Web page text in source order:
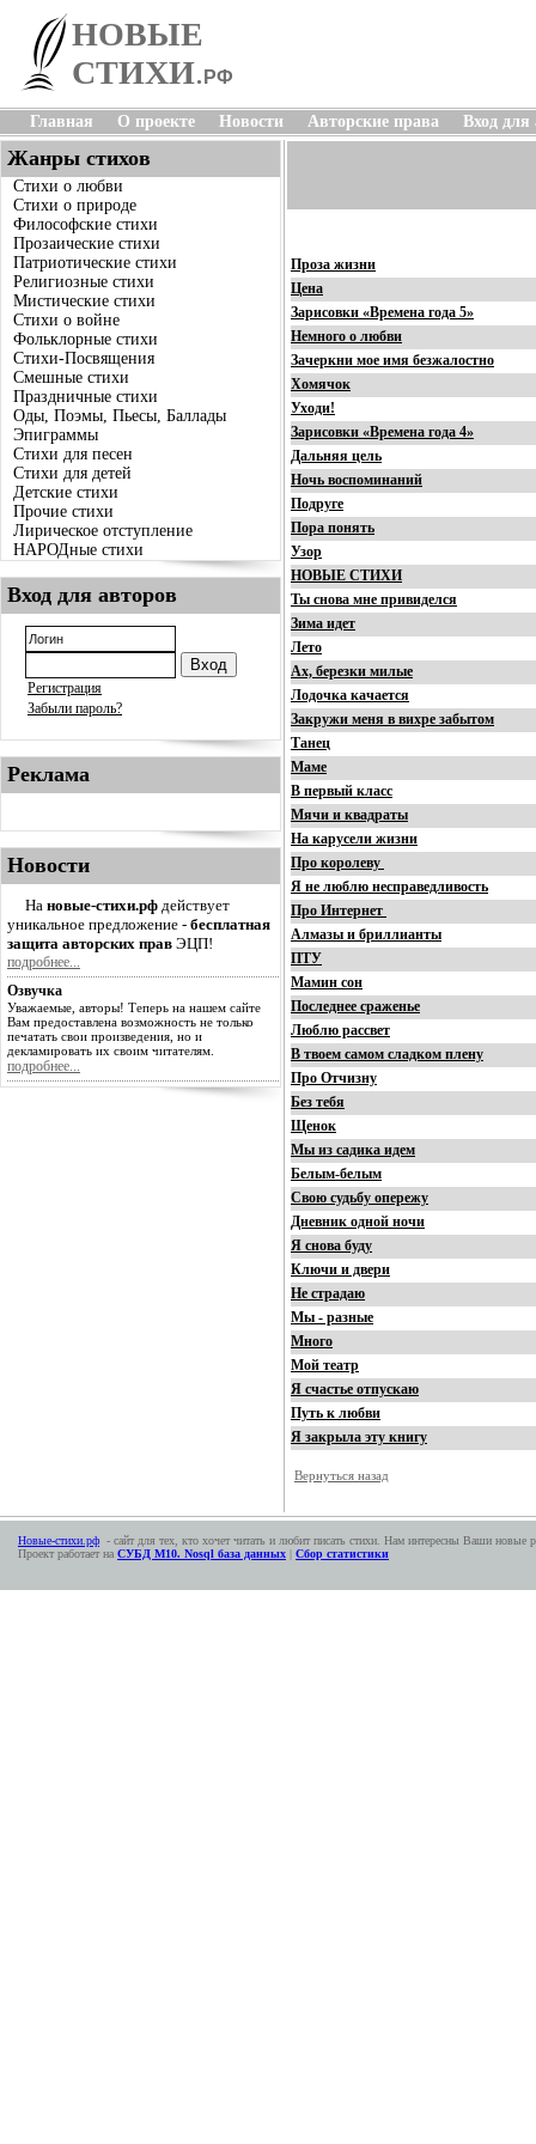
НОВЫЕ
СТИХИ. РФ
Главная О проекте Новости Авторские права Вход для
Жанры стихов
Стихи о любви
Стихи о природе
Философские стихи
Прозаические стихи
Патриотические стихи
Религиозные стихи
Мистические стихи
Стихи о войне
Фольклорные стихи
Стихи-Посвящения
Смешные стихи
Праздничные стихи
Оды, Поэмы, Пьесы, Баллады
Эпиграммы
Стихи для песен
Стихи для детей
Детские стихи
Прочие стихи
Лирическое отступление
НАРОДные стихи
Вход для авторов
Регистрация
Забыли пароль?
Реклама
Новости
На новые-стихи.рф действует
уникальное предложение - бесплатная
защита авторских прав ЭЦП!
подробнее...
Озвучка
Уважаемые, авторы! Теперь на нашем сайте
Вам предоставлена возможность не только
печатать свои произведения, но и
декламировать их своим читателям.
подробнее...
Проза жизни
Цена
Зарисовки «Времена года 5»
Немного о любви
Зачеркни мое имя безжалостно
Хомячок
Уходи!
Зарисовки «Времена года 4»
Дальняя цель
Ночь воспоминаний
Подруге
Пора понять
Узор
НОВЫЕ СТИХИ
Ты снова мне привиделся
Зима идет
Лето
Ах, березки милые
Лодочка качается
Закружи меня в вихре забытом
Танец
Маме
В первый класс
Мячи и квадраты
На карусели жизни
Про королеву
Я не люблю несправедливость
Про Интернет
Алмазы и бриллианты
ПТУ
Мамин сон
Последнее сраженье
Люблю рассвет
В твоем самом сладком плену
Про Отчизну
Без тебя
Щенок
Мы из садика идем
Белым-белым
Свою судьбу опережу
Дневник одной ночи
Я снова буду
Ключи и двери
Не страдаю
Мы - разные
Много
Мой театр
Я счастье отпускаю
Путь к любви
Я закрыла эту книгу
Вернуться назад
Новые-стихи.рф - сайт для тех, кто хочет читать и любит писать стихи. Нам интересны Ваши новые
Проект работает на СУБД М10. Nosql база данных | Сбор статистики